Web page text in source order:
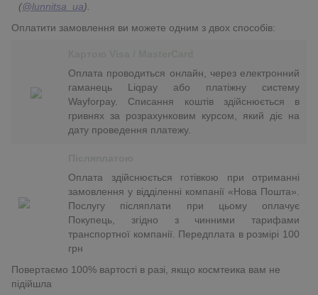
(@lunnitsa_ua).
Оплатити замовлення ви можете одним з двох способів:
Оплата проводиться онлайн, через електронний
гаманець Liqpay або платіжну систему
Wayforpay. Списання коштів здійснюється в
гривнях за розрахунковим курсом, який діє на
дату проведення платежу.
Оплата здійснюється готівкою при отриманні
замовлення у відділенні компанії «Нова Пошта».
Послугу післяплати при цьому оплачує
Покупець, згідно з чинними тарифами
транспортної компанії. Передплата в розмірі 100
грн
Повертаємо 100% вартості в разі, якщо космтеика вам не
підійшла